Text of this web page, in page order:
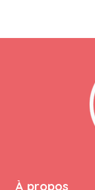
À propos